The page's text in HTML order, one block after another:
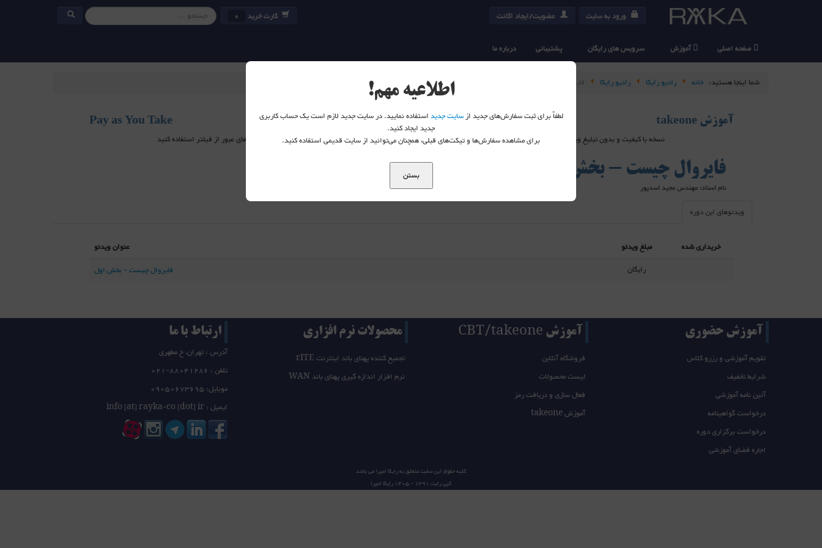
ورود به سایت عضویت/ایجاد اکانت کارت خرید 0
صفحه اصلی آموزش سرویس های رایگان پشتیبانی درباره ما
شما اینجا هستید: خانه رادیو رایکا رادیو رایکا فایروال چیست - بخش اول
آموزش takeone Pay as You Take
نسخه با کیفیت و بدون تبلیغ ویدیو های takeone در سرویس دهنده های خارج از ایران هاست شده اند و برای استفاده از آنها می بایست از ابزارهای عبور از فیلتر استفاده کنید
فایروال چیست - بخش اول
نام استاد: مهندس مجید اسدپور
ویدئوهای این دوره
عنوان ویدئو مبلغ ویدئو
خریداری شده
فایروال چیست - بخش اول
رایگان
آموزش حضوری
تقویم آموزشی و رزرو کلاس
شرایط تخفیف
آئین نامه آموزشی
درخواست گواهینامه
درخواست برگزاری دوره
اجاره فضای آموزشی
آموزش CBT/takeone
فروشگاه آنلاین
لیست محصولات
فعال سازی و دریافت رمز
آموزش takeone
محصولات نرم افزاری
تجمیع کننده پهنای باند اینترنت rITE
نرم افزار اندازه گیری پهنای باند WAN
ارتباط با ما
آدرس : تهران، خ مطهری
تلفن : 21-88041286
0
موبایل: 09050673695
ایمیل : info [at] rayka-co [dot] ir
کلیه حقوق این سایت متعلق بهرایکا امپرامی باشد
کپی رایت 1391 - 1405
رایکا امپرا
اطلاعیه مهم!
لطفاً برای ثبت سفارش‌های جدید ازسایت جدیداستفاده نمایید. در سایت جدید لازم است یک حساب کاربری
جدید ایجاد کنید.
برای مشاهده سفارش‌ها و تیکت‌های قبلی، همچنان می‌توانید از سایت قدیمی استفاده کنید.
بستن